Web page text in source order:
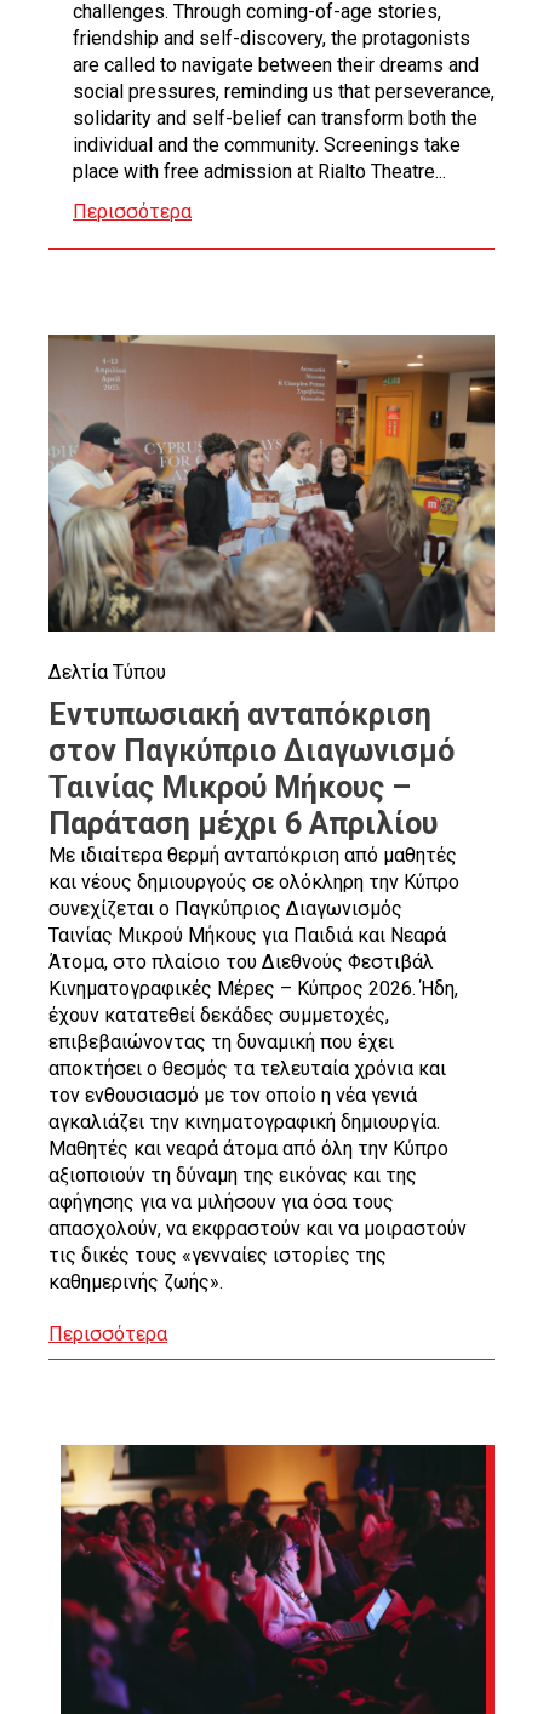
challenges. Through coming-of-age stories,
friendship and self-discovery, the protagonists
are called to navigate between their dreams and
social pressures, reminding us that perseverance,
solidarity and self-belief can transform both the
individual and the community. Screenings take
place with free admission at Rialto Theatre...
Περισσότερα
Δελτία Τύπου
Εντυπωσιακή ανταπόκριση
στον Παγκύπριο Διαγωνισμό
Ταινίας Μικρού Μήκους –
Παράταση μέχρι 6 Απριλίου
Με ιδιαίτερα θερμή ανταπόκριση από μαθητές
και νέους δημιουργούς σε ολόκληρη την Κύπρο
συνεχίζεται ο Παγκύπριος Διαγωνισμός
Ταινίας Μικρού Μήκους για Παιδιά και Νεαρά
Άτομα, στο πλαίσιο του Διεθνούς Φεστιβάλ
Κινηματογραφικές Μέρες – Κύπρος 2026. Ήδη,
έχουν κατατεθεί δεκάδες συμμετοχές,
επιβεβαιώνοντας τη δυναμική που έχει
αποκτήσει ο θεσμός τα τελευταία χρόνια και
τον ενθουσιασμό με τον οποίο η νέα γενιά
αγκαλιάζει την κινηματογραφική δημιουργία.
Μαθητές και νεαρά άτομα από όλη την Κύπρο
αξιοποιούν τη δύναμη της εικόνας και της
αφήγησης για να μιλήσουν για όσα τους
απασχολούν, να εκφραστούν και να μοιραστούν
τις δικές τους «γενναίες ιστορίες της
καθημερινής ζωής».
Περισσότερα